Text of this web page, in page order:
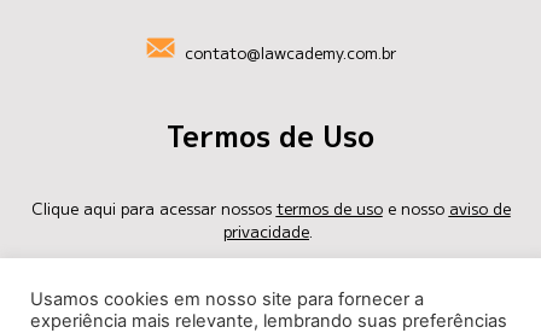
contato@lawcademy.com.br
Termos de Uso
Clique aqui para acessar nossos termos de usoe nosso aviso de
privacidade.
Usamos cookies em nosso site para fornecer a
experiência mais relevante, lembrando suas preferências